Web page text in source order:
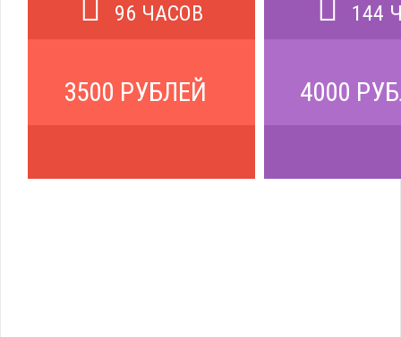
96 ЧАСОВ
3500 РУБЛЕЙ
144
4000